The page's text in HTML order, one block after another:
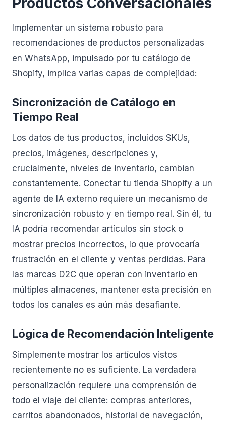
Implementar un sistema robusto para
recomendaciones de productos personalizadas
en WhatsApp, impulsado por tu catálogo de
Shopify, implica varias capas de complejidad:
Sincronización de Catálogo en
Tiempo Real
Los datos de tus productos, incluidos SKUs,
precios, imágenes, descripciones y,
crucialmente, niveles de inventario, cambian
constantemente. Conectar tu tienda Shopify a un
agente de IA externo requiere un mecanismo de
sincronización robusto y en tiempo real. Sin él, tu
IA podría recomendar artículos sin stock o
mostrar precios incorrectos, lo que provocaría
frustración en el cliente y ventas perdidas. Para
las marcas D2C que operan con inventario en
múltiples almacenes, mantener esta precisión en
todos los canales es aún más desafiante.
Lógica de Recomendación Inteligente
Simplemente mostrar los artículos vistos
recientemente no es suficiente. La verdadera
personalización requiere una comprensión de
todo el viaje del cliente: compras anteriores,
carritos abandonados, historial de navegación,